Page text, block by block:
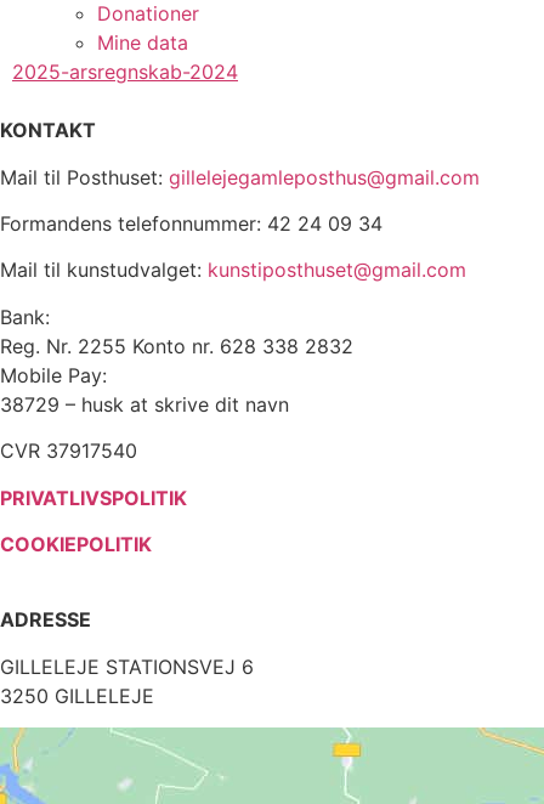
Donationer
Mine data
2025-arsregnskab-2024
KONTAKT
Mail til Posthuset: gillelejegamleposthus@gmail.com
Formandens telefonnummer: 42 24 09 34
Mail til kunstudvalget: kunstiposthuset@gmail.com
Bank:
Reg. Nr. 2255 Konto nr. 628 338 2832
Mobile Pay:
38729 – husk at skrive dit navn
CVR 37917540
PRIVATLIVSPOLITIK
COOKIEPOLITIK
ADRESSE
GILLELEJE STATIONSVEJ 6
3250 GILLELEJE